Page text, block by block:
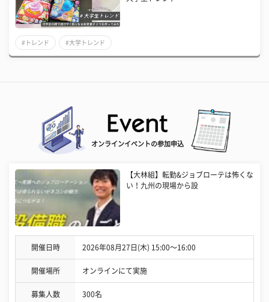
#トレンド #大学トレンド
オンラインイベントの参加申込
【大林組】転勤&ジョブローテは怖くな
い！九州の現場から設
開催日時 2026年08月27日(木) 15:00〜16:00
開催場所 オンラインにて実施
募集人数 300名